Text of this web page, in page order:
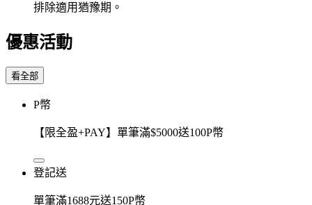
排除適用猶豫期。
優惠活動
看全部
P幣
【限全盈+PAY】單筆滿$5000送100P幣
登記送
單筆滿1688元送150P幣